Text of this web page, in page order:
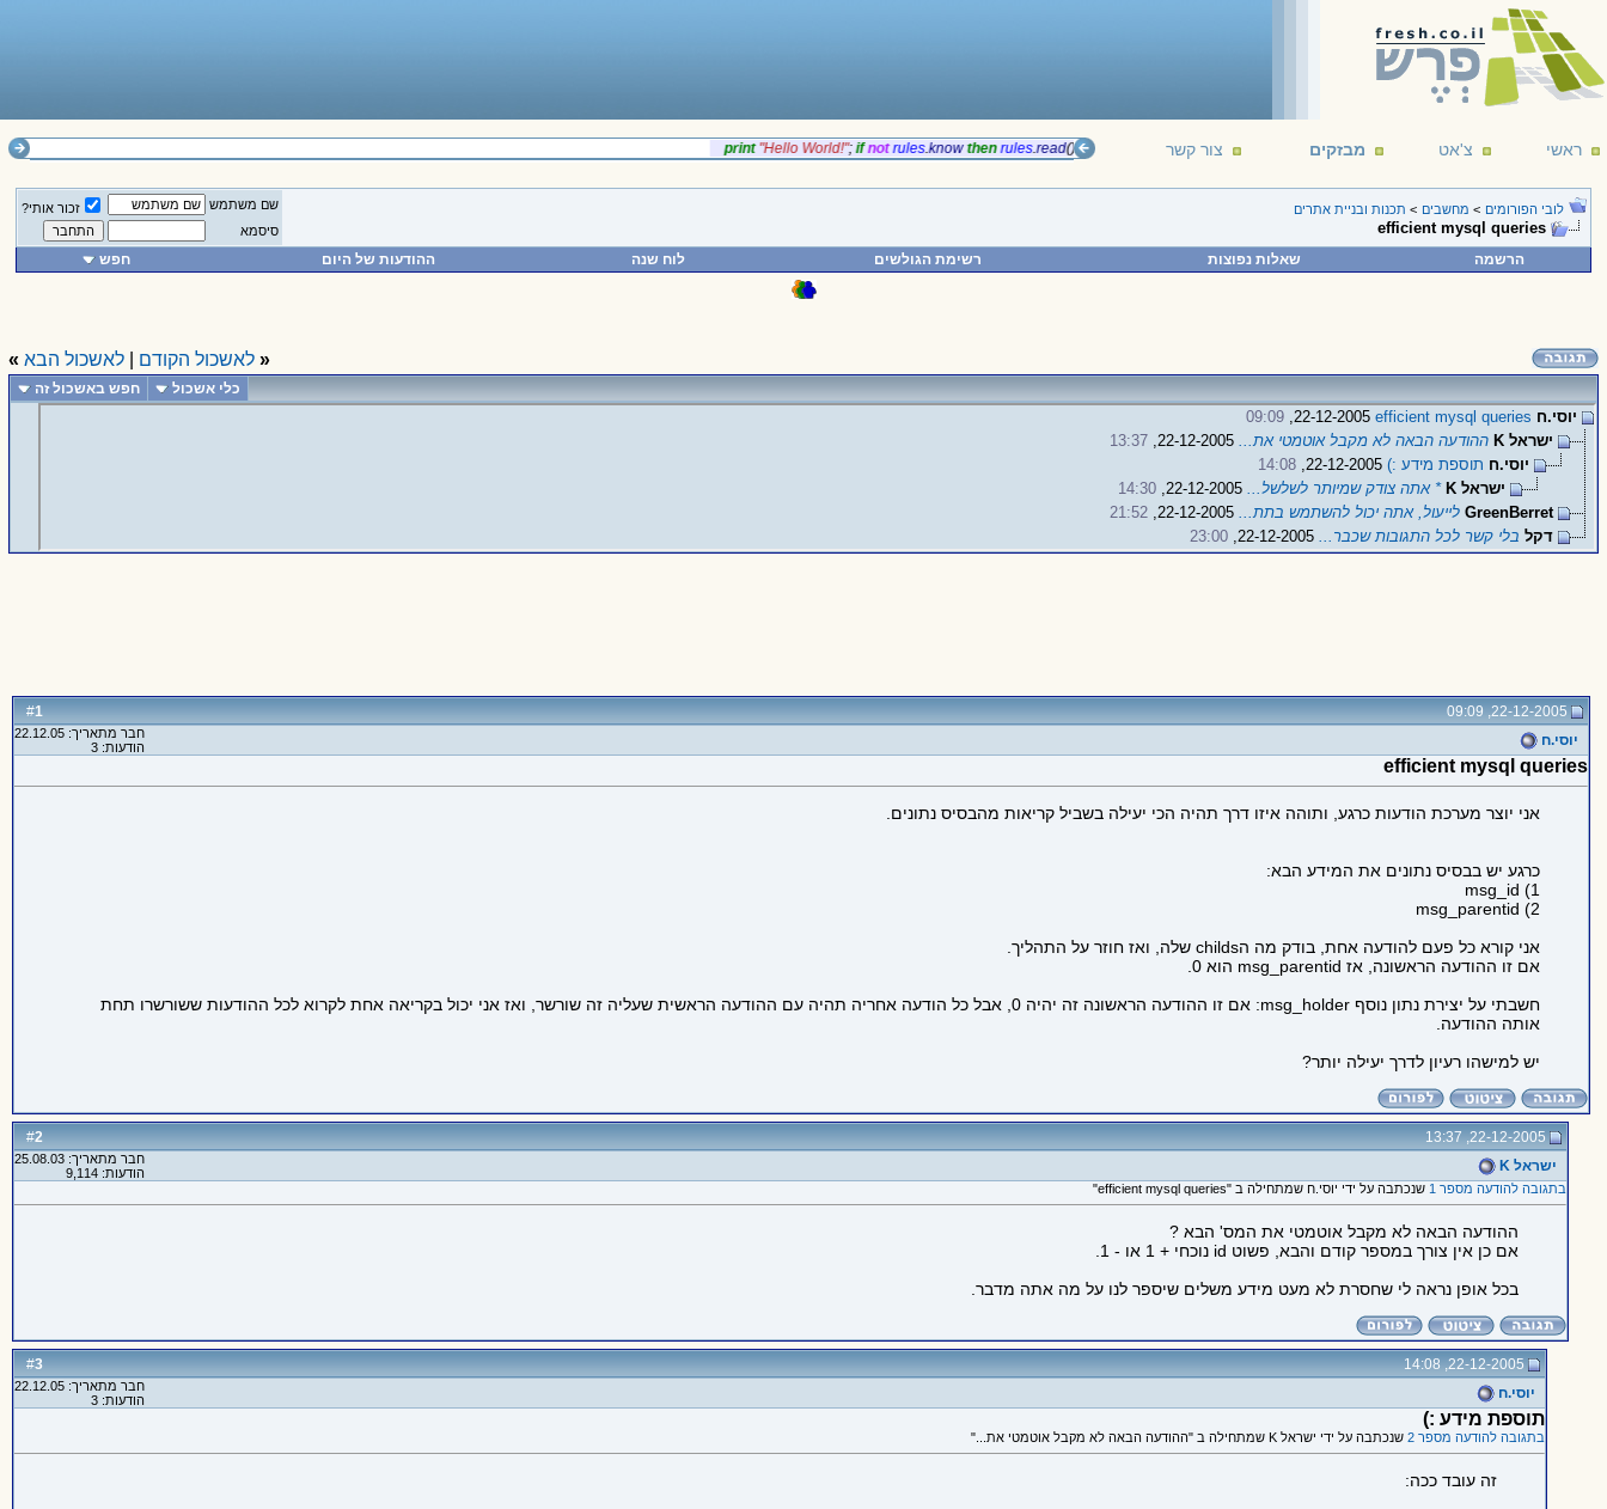
ראשי צ'אט מבזקים צור קשר ‎print ‎"Hello World!"; if‎ ‎not rules.‎know ‎then rules.‎read();
לובי הפורומים > מחשבים > תכנות ובניית אתרים
efficient mysql queries
שם משתמש
זכור אותי?
סיסמא
הרשמה שאלות נפוצות רשימת הגולשים לוח שנה ההודעות של היום חפש
« לאשכול הקודם לאשכול הבא »
כלי אשכול חפש באשכול זה
יוסי.ח efficient mysql queries
22-12-2005,
09:09
ישראל K
ההודעה הבאה לא מקבל אוטמטי את...22-12-2005,
13:37
יוסי.ח תוספת מידע :)22-12-2005,
14:08
ישראל K
* אתה צודק שמיותר לשלשל...22-12-2005,
14:30
GreenBerret לייעול, אתה יכול להשתמש בתת...22-12-2005,
21:52
דקל בלי קשר לכל התגובות שכבר...22-12-2005,
23:00
#
1
22-12-2005, 09:09
יוסי.ח
חבר מתאריך: 22.12.05
הודעות: 3
efficient mysql queries
אני יוצר מערכת הודעות כרגע, ותוהה איזו דרך תהיה הכי יעילה בשביל קריאות מהבסיס נתונים.
כרגע יש בבסיס נתונים את המידע הבא:
1) msg_id
2) msg_parentid
אני קורא כל פעם להודעה אחת, בודק מה הchilds שלה, ואז חוזר על התהליך.
אם זו ההודעה הראשונה, אז msg_parentid הוא 0.
חשבתי על יצירת נתון נוסף msg_holder: אם זו ההודעה הראשונה זה יהיה 0, אבל כל הודעה אחריה תהיה עם ההודעה הראשית שעליה זה שורשר, ואז אני יכול בקריאה אחת לקרוא לכל ההודעות ששורשרו תחת
אותה ההודעה.
יש למישהו רעיון לדרך יעילה יותר?
#
2
22-12-2005, 13:37
ישראל K
חבר מתאריך: 25.08.03
הודעות: 9,114
בתגובה להודעה מספר 1
שנכתבה על ידי יוסי.ח שמתחילה ב "efficient mysql queries"
ההודעה הבאה לא מקבל אוטמטי את המס' הבא ?
אם כן אין צורך במספר קודם והבא, פשוט id נוכחי + 1 או - 1.
בכל אופן נראה לי שחסרת לא מעט מידע משלים שיספר לנו על מה אתה מדבר.
#
3
22-12-2005, 14:08
יוסי.ח
חבר מתאריך: 22.12.05
הודעות: 3
תוספת מידע :)
בתגובה להודעה מספר 2 שנכתבה על ידי ישראל K שמתחילה ב "ההודעה הבאה לא מקבל אוטמטי את..."
זה עובד ככה: